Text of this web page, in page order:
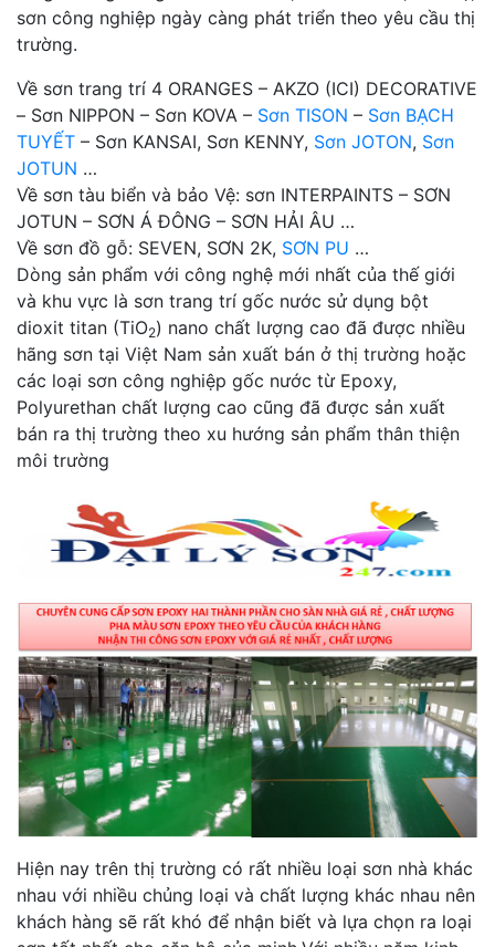
sơn công nghiệp ngày càng phát triển theo yêu cầu thị
trường.
Về sơn trang trí 4 ORANGES – AKZO (ICI) DECORATIVE
– Sơn NIPPON – Sơn KOVA – Sơn TISON – Sơn BẠCH
TUYẾT – Sơn KANSAI, Sơn KENNY, Sơn JOTON, Sơn
JOTUN …
Về sơn tàu biển và bảo Vệ: sơn INTERPAINTS – SƠN
JOTUN – SƠN Á ĐÔNG – SƠN HẢI ÂU …
Về sơn đồ gỗ: SEVEN, SƠN 2K, SƠN PU …
Dòng sản phẩm với công nghệ mới nhất của thế giới
và khu vực là sơn trang trí gốc nước sử dụng bột
dioxit titan (TiO2) nano chất lượng cao đã được nhiều
hãng sơn tại Việt Nam sản xuất bán ở thị trường hoặc
các loại sơn công nghiệp gốc nước từ Epoxy,
Polyurethan chất lượng cao cũng đã được sản xuất
bán ra thị trường theo xu hướng sản phẩm thân thiện
môi trường
Hiện nay trên thị trường có rất nhiều loại sơn nhà khác
nhau với nhiều chủng loại và chất lượng khác nhau nên
khách hàng sẽ rất khó để nhận biết và lựa chọn ra loại